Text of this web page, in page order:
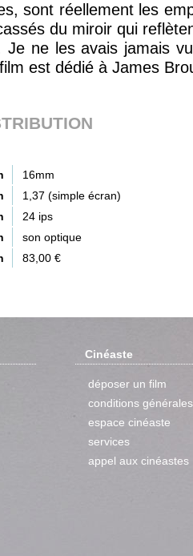
sont réellement les
du miroir qui
Je ne les avais jamais
est dédié à James
16mm
1,37 (simple écran)
24 ips
son optique
83,00 €
Cinéaste
déposer un film
conditions générales
espace cinéaste
services
appel aux cinéastes